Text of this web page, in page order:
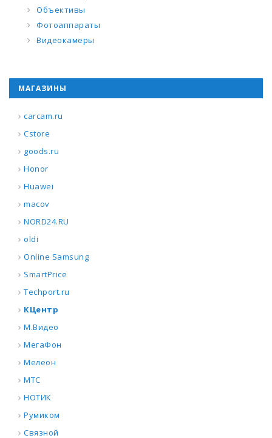
Объективы
Фотоаппараты
Видеокамеры
МАГАЗИНЫ
carcam.ru
Cstore
goods.ru
Honor
Huawei
macov
NORD24.RU
oldi
Online Samsung
SmartPrice
Techport.ru
КЦентр
М.Видео
МегаФон
Мелеон
МТС
НОТИК
Румиком
Связной